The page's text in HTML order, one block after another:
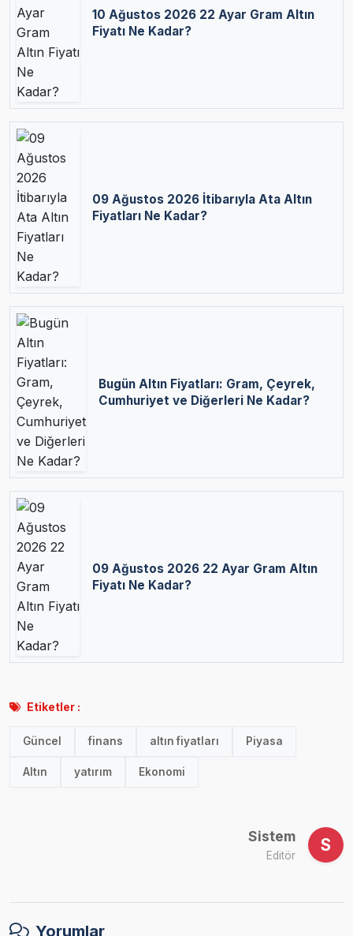
10 Ağustos 2026 22 Ayar Gram Altın
Fiyatı Ne Kadar?
09 Ağustos 2026 İtibarıyla Ata Altın
Fiyatları Ne Kadar?
Bugün Altın Fiyatları: Gram, Çeyrek,
Cumhuriyet ve Diğerleri Ne Kadar?
09 Ağustos 2026 22 Ayar Gram Altın
Fiyatı Ne Kadar?
Etiketler :
Güncel finans altın fiyatları Piyasa
Altın yatırım Ekonomi
Sistem
Editör
S
Yorumlar